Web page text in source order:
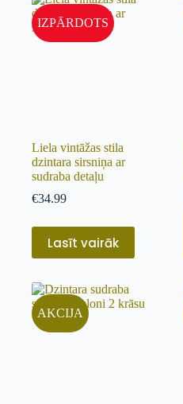
IZPĀRDOTS
Liela vintāžas stila
dzintara sirsniņa ar
sudraba detaļu
€34.99
Lasīt vairāk
AKCIJA